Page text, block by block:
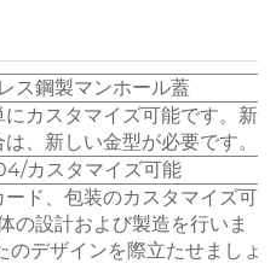
ス鋼製マンホール蓋
カスタマイズ可能です。新
、新しい金型が必要です。
カスタマイズ可能
ード、包装のカスタマイズ可
の設計および製造を行いま
のデザインを際立たせましょ